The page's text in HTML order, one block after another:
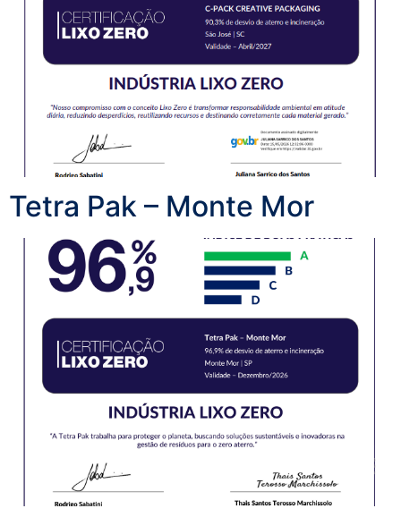
Tetra Pak – Monte Mor